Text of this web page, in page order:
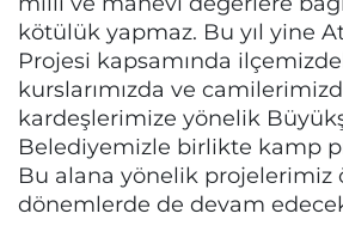
kötülük yapmaz. Bu yıl yine
Projesi kapsamında
kurslarımızda ve
kardeşlerimize yönelik
Belediyemizle birlikte kamp
Bu alana yönelik projelerimiz
dönemlerde de devam